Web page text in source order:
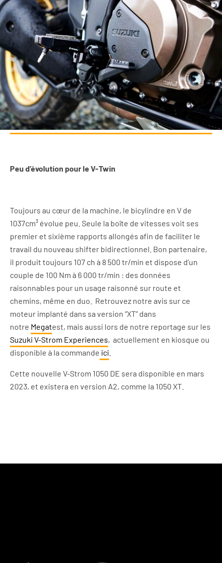
Peu d’évolution pour le V-Twin
Toujours au cœur de la machine, le bicylindre en V de
1037cm³ évolue peu. Seule la boîte de vitesses voit ses
premier et sixième rapports allongés afin de faciliter le
travail du nouveau shifter bidirectionnel. Bon partenaire,
il produit toujours 107 ch à 8 500 tr/min et dispose d’un
couple de 100 Nm à 6 000 tr/min : des données
raisonnables pour un usage raisonné sur route et
chemins, même en duo. Retrouvez notre avis sur ce
moteur implanté dans sa version “XT” dans
notre Megatest, mais aussi lors de notre reportage sur les
Suzuki V-Strom Experiences, actuellement en kiosque ou
disponible à la commande ici
Cette nouvelle V-Strom 1050 DE sera disponible en mars
2023, et existera en version A2, comme la 1050 XT.